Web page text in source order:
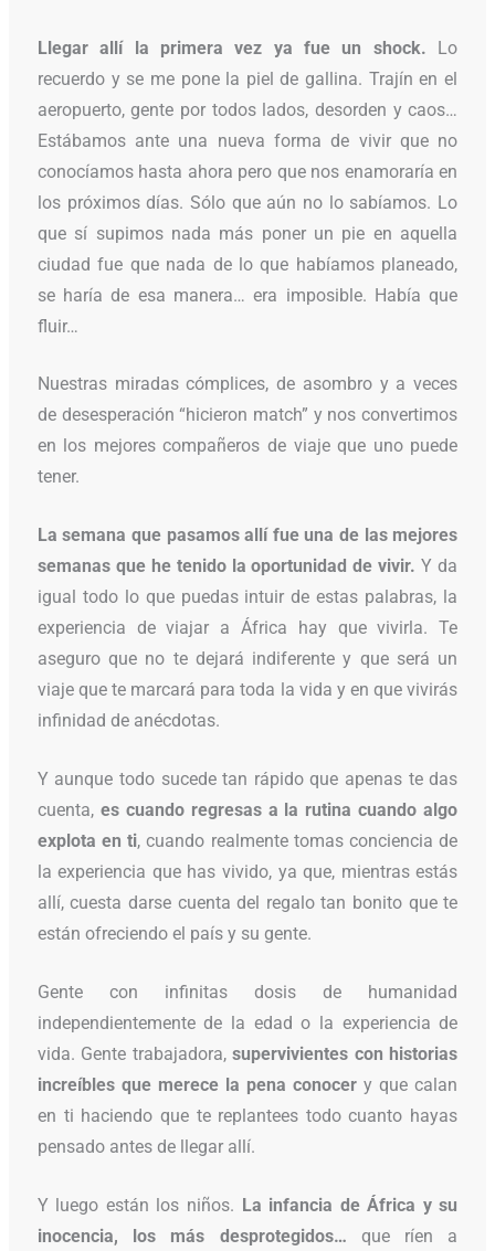
Llegar allí la primera vez ya fue un shock. Lo
recuerdo y se me pone la piel de gallina. Trajín en el
aeropuerto, gente por todos lados, desorden y caos…
Estábamos ante una nueva forma de vivir que no
conocíamos hasta ahora pero que nos enamoraría en
los próximos días. Sólo que aún no lo sabíamos. Lo
que sí supimos nada más poner un pie en aquella
ciudad fue que nada de lo que habíamos planeado,
se haría de esa manera… era imposible. Había que
fluir…
Nuestras miradas cómplices, de asombro y a veces
de desesperación “hicieron match” y nos convertimos
en los mejores compañeros de viaje que uno puede
tener.
La semana que pasamos allí fue una de las mejores
semanas que he tenido la oportunidad de vivir. Y da
igual todo lo que puedas intuir de estas palabras, la
experiencia de viajar a África hay que vivirla. Te
aseguro que no te dejará indiferente y que será un
viaje que te marcará para toda la vida y en que vivirás
infinidad de anécdotas.
Y aunque todo sucede tan rápido que apenas te das
cuenta,es cuando regresas a la rutina cuando algo
explota en ti, cuando realmente tomas conciencia de
la experiencia que has vivido, ya que, mientras estás
allí, cuesta darse cuenta del regalo tan bonito que te
están ofreciendo el país y su gente.
Gente con infinitas dosis de humanidad
independientemente de la edad o la experiencia de
vida. Gente trabajadora,supervivientes con historias
increíbles que merece la pena conocer y que calan
en ti haciendo que te replantees todo cuanto hayas
pensado antes de llegar allí.
Y luego están los niños.
La infancia de África y su
inocencia, los más desprotegidos… que ríen a